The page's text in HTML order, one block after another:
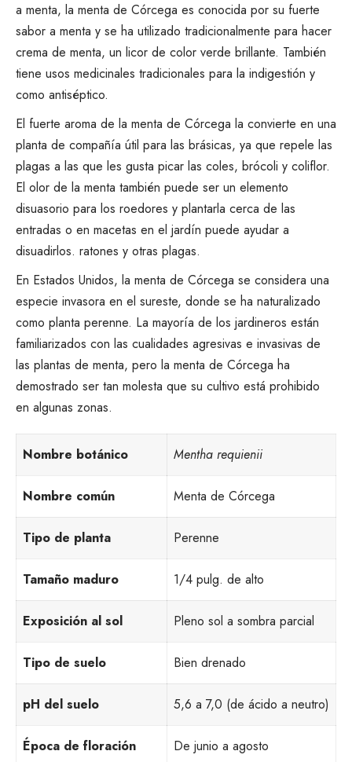
a menta, la menta de Córcega es conocida por su fuerte
sabor a menta y se ha utilizado tradicionalmente para hacer
crema de menta, un licor de color verde brillante. También
tiene usos medicinales tradicionales para la indigestión y
como antiséptico.
El fuerte aroma de la menta de Córcega la convierte en una
planta de compañía útil para las brásicas, ya que repele las
plagas a las que les gusta picar las coles, brócoli y coliflor.
El olor de la menta también puede ser un elemento
disuasorio para los roedores y plantarla cerca de las
entradas o en macetas en el jardín puede ayudar a
disuadirlos. ratones y otras plagas.
En Estados Unidos, la menta de Córcega se considera una
especie invasora en el sureste, donde se ha naturalizado
como planta perenne. La mayoría de los jardineros están
familiarizados con las cualidades agresivas e invasivas de
las plantas de menta, pero la menta de Córcega ha
demostrado ser tan molesta que su cultivo está prohibido
en algunas zonas.
Nombre botánico Mentha requienii
Nombre común Menta de Córcega
Tipo de planta Perenne
Tamaño maduro 1/4 pulg. de alto
Exposición al sol Pleno sol a sombra parcial
Tipo de suelo Bien drenado
pH del suelo 5,6 a 7,0 (de ácido a neutro)
Época de floración De junio a agosto